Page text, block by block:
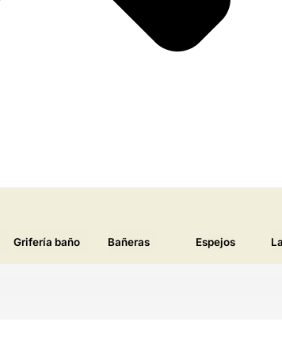
Grifería baño Bañeras Espejos